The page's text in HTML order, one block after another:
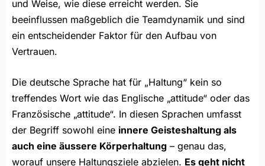
und Weise, wie diese erreicht werden. Sie
beeinflussen maßgeblich die Teamdynamik und sind
ein entscheidender Faktor für den Aufbau von
Vertrauen.
Die deutsche Sprache hat für „Haltung“ kein so
treffendes Wort wie das Englische „attitude“ oder das
Französische „attitude“. In diesen Sprachen umfasst
der Begriff sowohl eine innere Geisteshaltung als
auch eine äussere Körperhaltung – genau das,
worauf unsere Haltungsziele abzielen. Es geht nicht